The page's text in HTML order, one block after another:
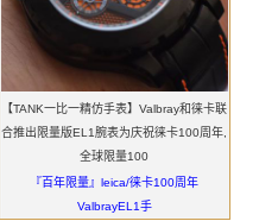
【TANK一比一精仿手表】Valbray和徕卡联
合推出限量版EL1腕表为庆祝徕卡100周年,
全球限量100
『百年限量』leica/徕卡100周年
ValbrayEL1手